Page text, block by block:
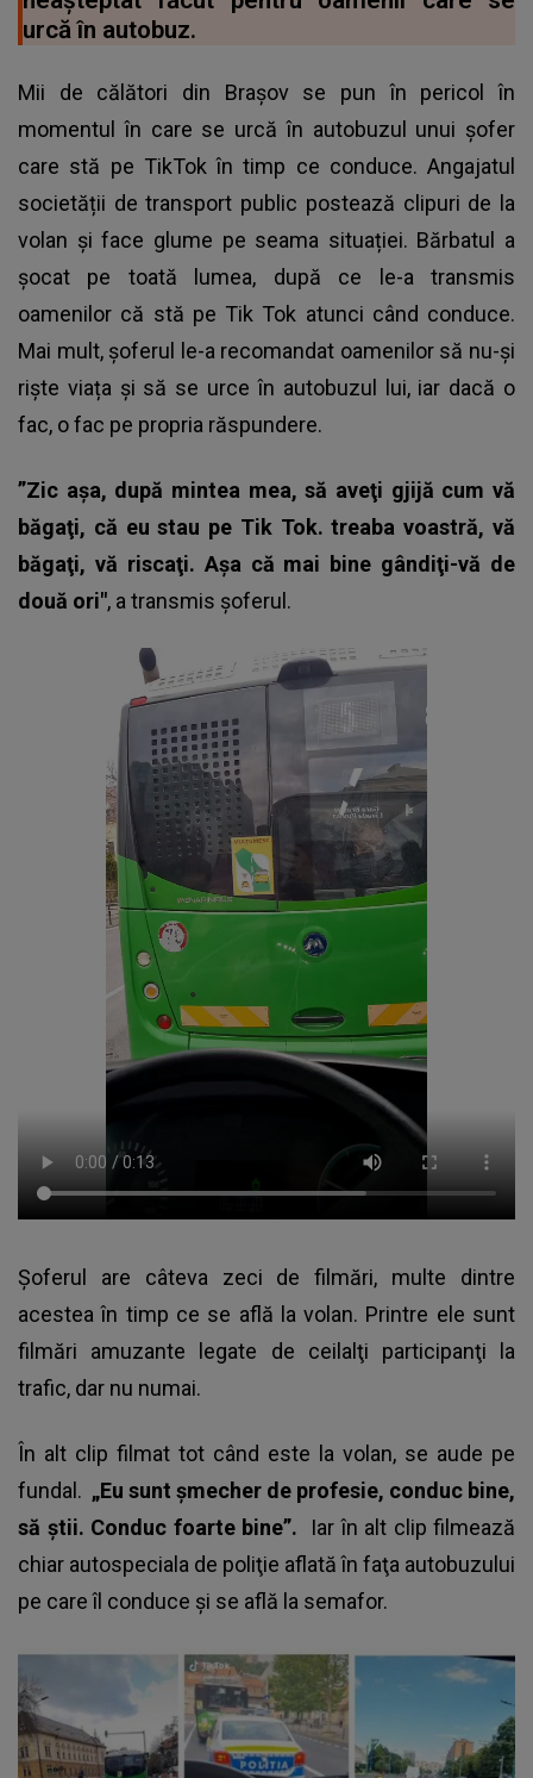
urcă în autobuz.
Mii de călători din Brașov se pun în pericol în
momentul în care se urcă în autobuzul unui șofer
care stă pe TikTok în timp ce conduce. Angajatul
societății de transport public postează clipuri de la
volan și face glume pe seama situației. Bărbatul a
șocat pe toată lumea, după ce le-a transmis
oamenilor că stă pe Tik Tok atunci când conduce.
Mai mult, șoferul le-a recomandat oamenilor să nu-și
riște viața și să se urce în autobuzul lui, iar dacă o
fac, o fac pe propria răspundere.
”Zic aşa, după mintea mea, să aveţi gjijă cum vă
băgaţi, că eu stau pe Tik Tok. treaba voastră, vă
băgaţi, vă riscaţi. Aşa că mai bine gândiţi-vă de
două ori", a transmis șoferul.
Şoferul are câteva zeci de filmări, multe dintre
acestea în timp ce se află lavolan. Printre ele sunt
filmări amuzante legate de ceilalţi participanţi la
trafic, dar nu numai.
În alt clip filmat tot când este la volan, se aude pe
fundal. „Eu sunt şmecher de profesie, conduc bine,
să ştii. Conduc foarte bine”. Iar în alt clip filmează
chiar autospeciala de poliţie aflată în faţa autobuzului
pe care îl conduce şi se află la semafor.